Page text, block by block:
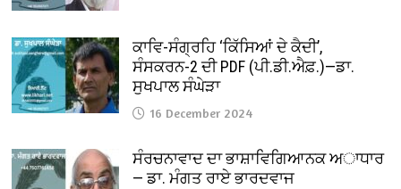
ਕਾਵਿ-ਸੰਗ੍ਰਹਿ ‘ਕਿੱਸਿਆਂ ਦੇ ਕੈਦੀ’,
ਸੰਸਕਰਨ-2 ਦੀ PDF (ਪੀ.ਡੀ.ਐਫ਼.)—ਡਾ.
ਸੁਖਪਾਲ ਸੰਘੇੜਾ
16 December 2024
ਸੰਰਚਨਾਵਾਦ ਦਾ ਭਾਸ਼ਾਵਿਗਿਆਨਕ ਅਾਧਾਰ
— ਡਾ. ਮੰਗਤ ਰਾਏ ਭਾਰਦਵਾਜ